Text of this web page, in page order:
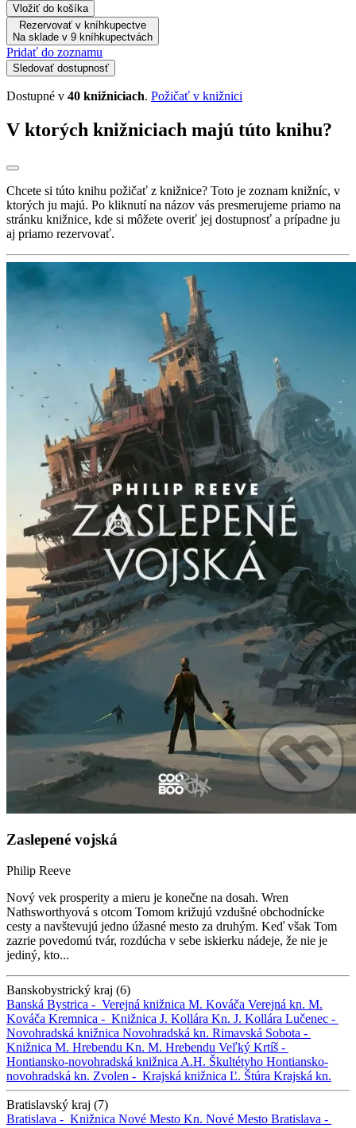
Vložiť do košíka
Rezervovať v kníhkupectve
Na sklade v 9 kníhkupectvách
Pridať do zoznamu
Sledovať dostupnosť
Dostupné v 40 knižniciach. Požičať v knižnici
V ktorých knižniciach majú túto knihu?
Chcete si túto knihu požičať z knižnice? Toto je zoznam knižníc, v
ktorých ju majú. Po kliknutí na názov vás presmerujeme priamo na
stránku knižnice, kde si môžete overiť jej dostupnosť a prípadne ju
aj priamo rezervovať.
Zaslepené vojská
Philip Reeve
Nový vek prosperity a mieru je konečne na dosah. Wren
Nathsworthyová s otcom Tomom križujú vzdušné obchodnícke
cesty a navštevujú jedno úžasné mesto za druhým. Keď však Tom
zazrie povedomú tvár, rozdúcha v sebe iskierku nádeje, že nie je
jediný, kto...
Banskobystrický kraj (6)
Banská Bystrica - Verejná knižnica M. Kováča Verejná kn. M.
Kováča Kremnica - Knižnica J. Kollára Kn. J. Kollára Lučenec -
Novohradská knižnica Novohradská kn. Rimavská Sobota -
Knižnica M. Hrebendu Kn. M. Hrebendu Veľký Krtíš -
Hontiansko-novohradská knižnica A.H. Škultétyho Hontiansko-
novohradská kn. Zvolen - Krajská knižnica Ľ. Štúra Krajská kn.
Bratislavský kraj (7)
Bratislava - Knižnica Nové Mesto Kn. Nové Mesto Bratislava -